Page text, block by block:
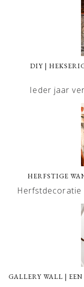
DIY |
Ieder jaar
HERFSTIGE
Herfstdecoratie
GALLERY WALL |